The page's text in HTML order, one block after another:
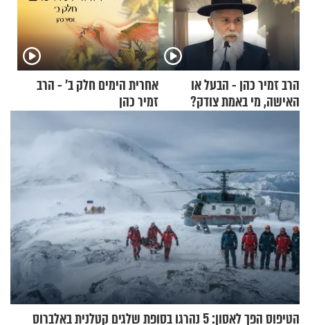
הרב זמיר כהן - הבעל או
האישה, מי באמת צודק?
אחרית הימים חלק ב’ - הרב
זמיר כהן
הטיפוס הפך לאסון: 5 נהרגו בסופת שלגים קטלנית באלברוס